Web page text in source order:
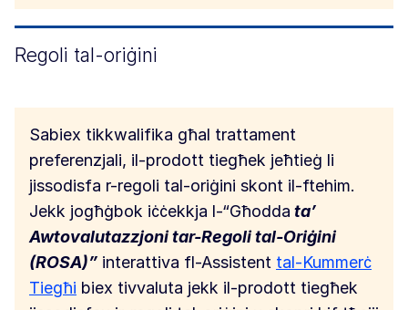
Regoli tal-oriġini
Sabiex tikkwalifika għal trattament
preferenzjali, il-prodott tiegħek jeħtieġ li
jissodisfa r-regoli tal-oriġini skont il-ftehim.
Jekk jogħġbok iċċekkja l-“Għodda ta’
Awtovalutazzjoni tar-Regoli tal-Oriġini
(ROSA)” interattiva fl-Assistent tal-Kummerċ
Tiegħi biex tivvaluta jekk il-prodott tiegħek